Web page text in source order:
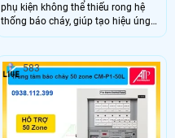
phụ kiện không thể thiếu rong hệ
thống báo cháy, giúp tạo hiệu úng
cảnh báo cho người dùng nhận biết
chóng và hiệu quả. Với thiết kế hiện
đại, độ bền cao và khả năng hoạt
động ổn định, đèn báo cháy CM-FL1
là option hợp lý cho các tòa nhà,
văn phòng, nhà máy và các công
trình công cộng
583